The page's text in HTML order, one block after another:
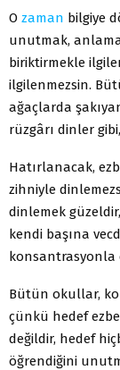
O zaman bilgiye
unutmak,
biriktirmekle
ilgilenmezsin.
ağaçlarda
rüzgârı dinler
Hatırlanacak,
zihniyle
dinlemek
kendi başına
konsantrasyonla
Bütün okullar,
çünkü hedef
değildir, hedef
öğrendiğini